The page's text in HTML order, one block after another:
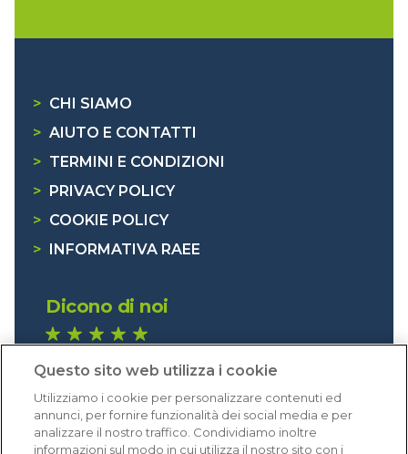
> CHI SIAMO
> AIUTO E CONTATTI
> TERMINI E CONDIZIONI
>
PRIVACY POLICY
> COOKIE POLICY
>
INFORMATIVA RAEE
Dicono di noi
Eccellente (4,8)
Acquisti verificati
Questo sito web utilizza i cookie
Utilizziamo i cookie per personalizzare contenuti ed
annunci, per fornire funzionalità dei social media e per
analizzare il nostro traffico. Condividiamo inoltre
informazioni sul modo in cui utilizza il nostro sito con i